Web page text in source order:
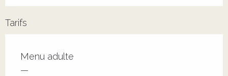
Tarifs
Tarifs 2026
Menu adulte
—